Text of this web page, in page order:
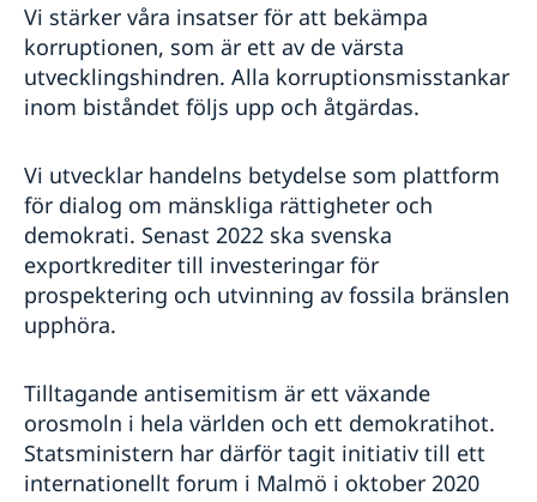
Vi stärker våra insatser för att bekämpa
korruptionen, som är ett av de värsta
utvecklingshindren. Alla korruptionsmisstankar
inom biståndet följs upp och åtgärdas.
Vi utvecklar handelns betydelse som plattform
för dialog om mänskliga rättigheter och
demokrati. Senast 2022 ska svenska
exportkrediter till investeringar för
prospektering och utvinning av fossila bränslen
upphöra.
Tilltagande antisemitism är ett växande
orosmoln i hela världen och ett demokratihot.
Statsministern har därför tagit initiativ till ett
internationellt forum i Malmö i oktober 2020